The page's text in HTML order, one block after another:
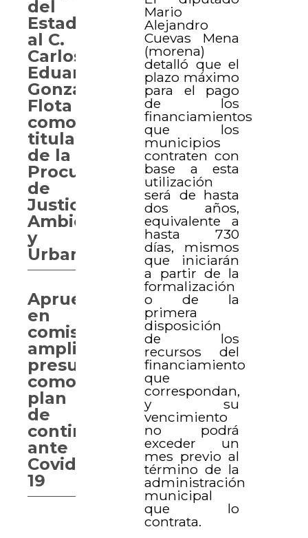
Mario
Alejandro
Cuevas Mena
(morena)
detalló que el
plazo máximo
para el pago
de los
financiamientos
que los
municipios
contraten con
base a esta
utilización
será de hasta
dos años,
equivalente a
hasta 730
días, mismos
que iniciarán
a partir de la
formalización
o de la
primera
disposición
de los
recursos del
financiamiento
que
correspondan,
y su
vencimiento
no podrá
exceder un
mes previo al
término de la
administración
municipal
que lo
contrata.
del
Estado
al C.
Carlos
Eduardo
González
Flota
como
titular
de la
Procuraduría
de
Justicia
Ambiental
y
Urbana
Aprueban
en
comisión
ampliación
presupuestal
como
plan
de
contingencia
ante
Covid-
19